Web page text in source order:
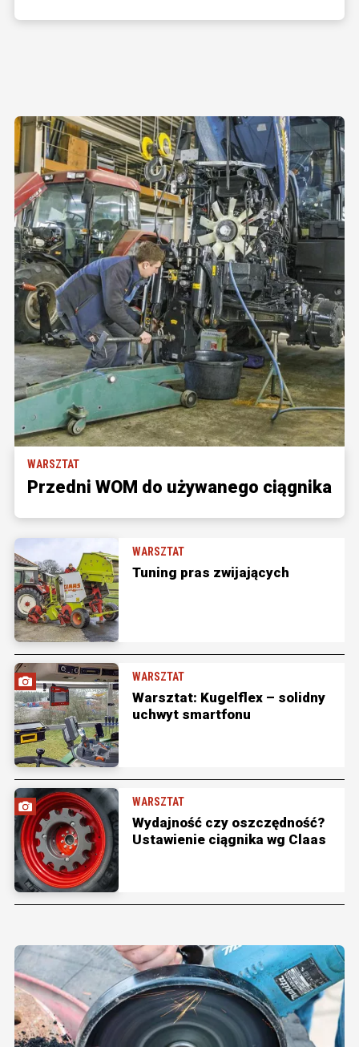
WARSZTAT
Przedni WOM do używanego ciągnika
WARSZTAT
Tuning pras zwijających
WARSZTAT
Warsztat: Kugelflex – solidny
uchwyt smartfonu
WARSZTAT
Wydajność czy oszczędność?
Ustawienie ciągnika wg Claas